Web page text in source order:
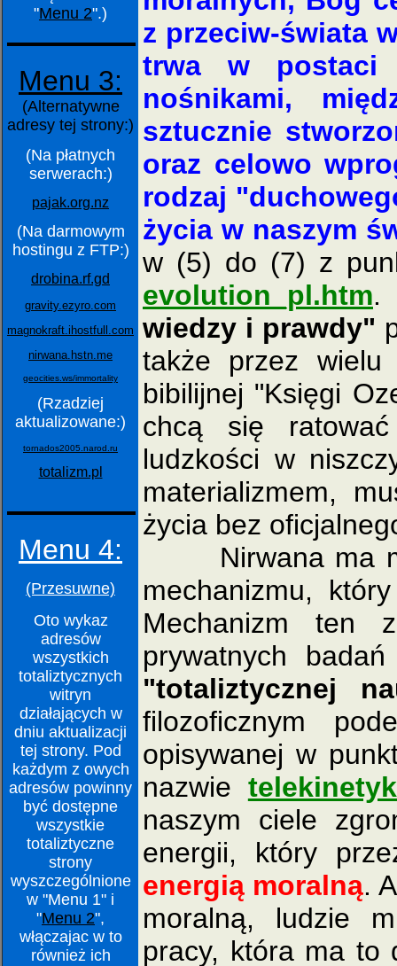
"Menu 2".)
Menu 3:
(Alternatywne
adresy tej strony:)
(Na płatnych
serwerach:)
pajak.org.nz
(Na darmowym
hostingu z FTP:)
drobina.rf.gd
gravity.ezyro.com
magnokraft.ihostfull.com
nirwana.hstn.me
geocities.ws/immortality
(Rzadziej
aktualizowane:)
tornados2005.narod.ru
totalizm.pl
Menu 4:
(Przesuwne)
Oto wykaz
adresów
wszystkich
totaliztycznych
witryn
działających w
dniu aktualizacji
tej strony. Pod
każdym z owych
adresów powinny
być dostępne
wszystkie
totaliztyczne
strony
wyszczególnione
w "Menu 1" i
"Menu 2",
włączajac w to
również ich
z przeciw-świata
trwa w
nośnikami,
sztucznie
oraz celowo
rodzaj
życia w naszym
w (5) do (7) z
evolution_pl.htm.
wiedzy i prawdy"
także przez
bibilijnej "Księgi
chcą się ratować
ludzkości w
materializmem,
życia bez
Nirwana ma
mechanizmu,
Mechanizm ten
prywatnych
"totaliztycznej
filozoficznym
opisywanej w
nazwie
naszym ciele
energii, który
energią moralną.
moralną, ludzie
pracy, która ma to